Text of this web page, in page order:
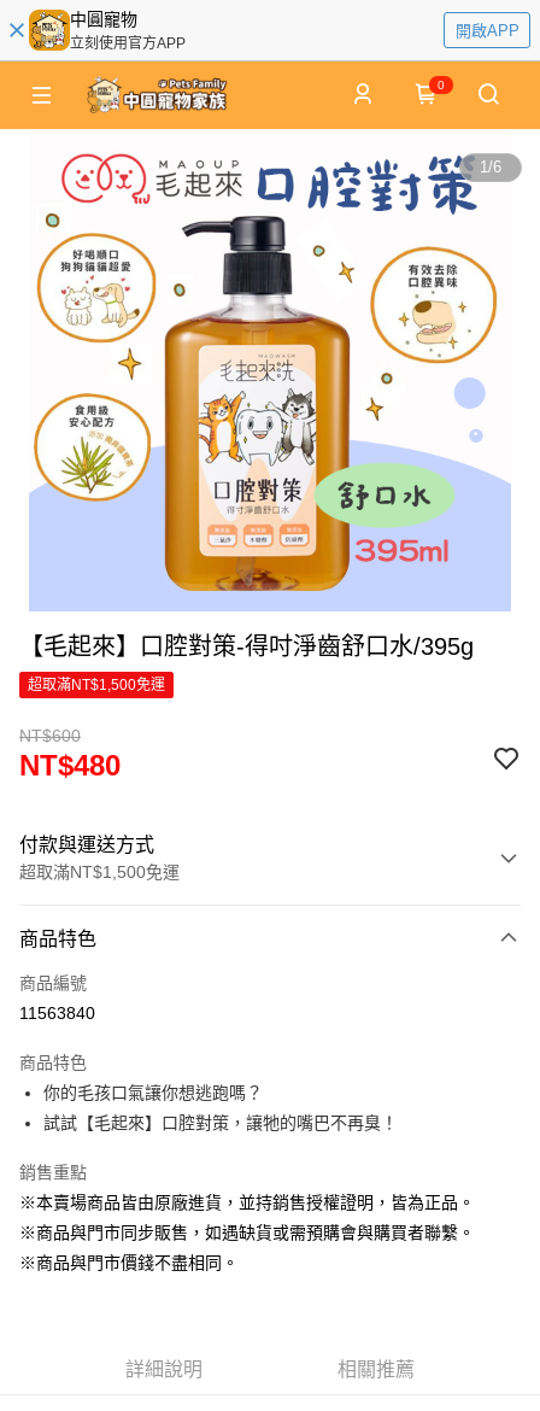
中圓寵物
立刻使用官方APP
開啟APP
0
1/6
【毛起來】口腔對策-得吋淨齒舒口水/395g
超取滿NT$1,500免運
NT$600
NT$480
付款與運送方式
超取滿NT$1,500免運
信用卡一次付款
超商取貨付款
Apple Pay
街口支付
悠遊付
Google Pay
ATM付款
商品特色
商品編號
11563840
商品特色
你的毛孩口氣讓你想逃跑嗎？
試試【毛起來】口腔對策，讓牠的嘴巴不再臭！
銷售重點
※本賣場商品皆由原廠進貨，並持銷售授權證明，皆為正品。
※商品與門市同步販售，如遇缺貨或需預購會與購買者聯繫。
※商品與門市價錢不盡相同。
詳細說明 相關推薦